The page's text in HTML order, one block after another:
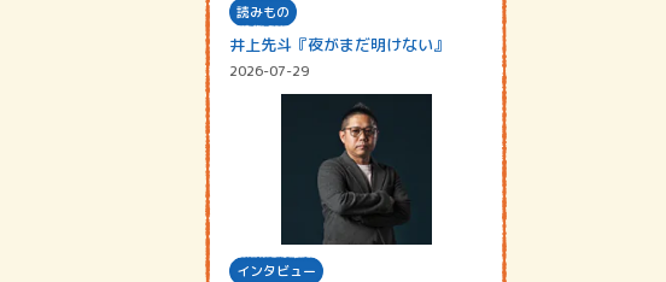
読みもの
井上先斗『夜がまだ明けない』
2026-07-29
インタビュー